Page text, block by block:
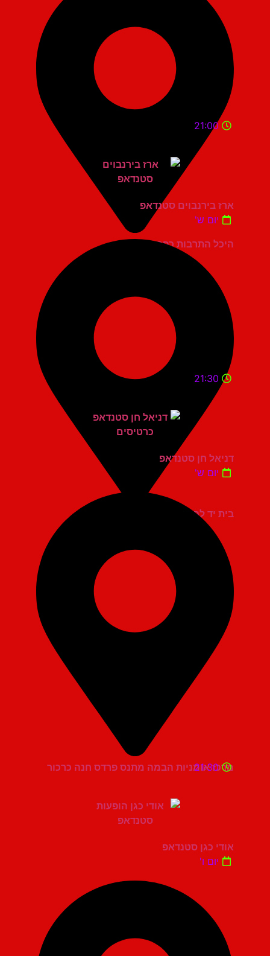
היכל התרבות כפר סבא
21:00
ארז בירנבוים סטנדאפ
יום ש'
בית יד לבנים אשדוד
21:30
דניאל חן סטנדאפ
יום ש'
מרכז אומניות הבמה מתנס פרדס חנה כרכור
21:30
אודי כגן סטנדאפ
יום ו'